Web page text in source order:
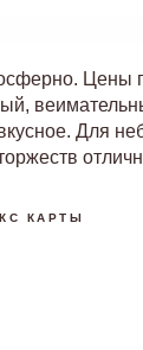
Цены
Для
КАРТЫ